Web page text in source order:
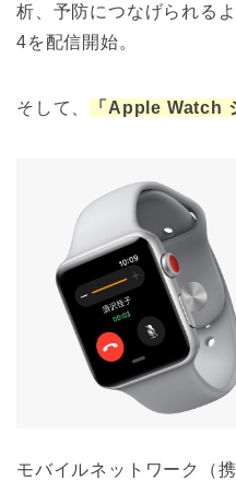
析、予防につなげられる
4を配信開始。
そして、 「Apple Watch
モバイルネットワーク（